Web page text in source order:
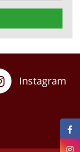
Instagram